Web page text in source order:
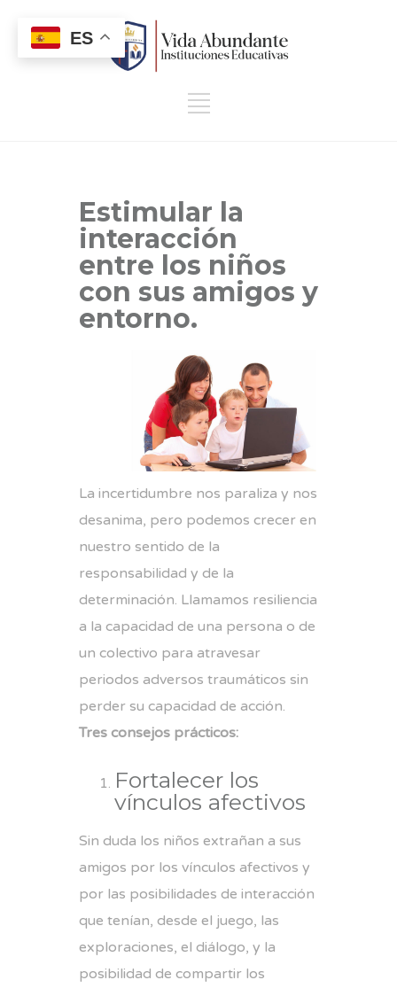
Estimular la
interacción
entre los niños
con sus amigos y
entorno.
La incertidumbre nos paraliza y nos
desanima, pero podemos crecer en
nuestro sentido de la
responsabilidad y de la
determinación. Llamamos resiliencia
a la capacidad de una persona o de
un colectivo para atravesar
periodos adversos traumáticos sin
perder su capacidad de acción.
Tres consejos prácticos:
Fortalecer los
vínculos afectivos
Sin duda los niños extrañan a sus
amigos por los vínculos afectivos y
por las posibilidades de interacción
que tenían, desde el juego, las
exploraciones, el diálogo, y la
posibilidad de compartir los
ES